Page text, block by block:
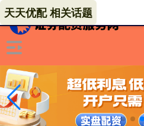
天天优配 相关话题